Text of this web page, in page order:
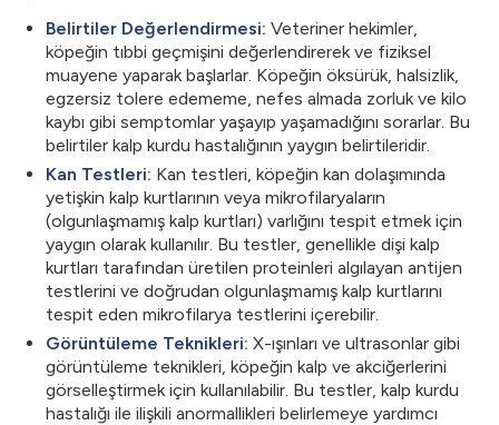
Belirtiler Değerlendirmesi: Veteriner hekimler,
köpeğin tıbbi geçmişini değerlendirerek ve fiziksel
muayene yaparak başlarlar. Köpeğin öksürük, halsizlik,
egzersiz tolere edememe, nefes almada zorluk ve kilo
kaybı gibi semptomlar yaşayıp yaşamadığını sorarlar. Bu
belirtiler kalp kurdu hastalığının yaygın belirtileridir.
Kan Testleri: Kan testleri, köpeğin kan dolaşımında
yetişkin kalp kurtlarının veya mikrofilaryaların
(olgunlaşmamış kalp kurtları) varlığını tespit etmek için
yaygın olarak kullanılır. Bu testler, genellikle dişi kalp
kurtları tarafından üretilen proteinleri algılayan antijen
testlerini ve doğrudan olgunlaşmamış kalp kurtlarını
tespit eden mikrofilarya testlerini içerebilir.
Görüntüleme Teknikleri: X-ışınları ve ultrasonlar gibi
görüntüleme teknikleri, köpeğin kalp ve akciğerlerini
görselleştirmek için kullanılabilir. Bu testler, kalp kurdu
hastalığı ile ilişkili anormallikleri belirlemeye yardımcı